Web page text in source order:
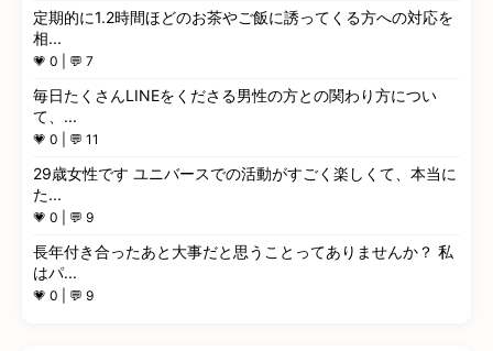
定期的に1.2時間ほどのお茶やご飯に誘ってくる方への対応を
相...
💗 0 | 💬 7
毎日たくさんLINEをくださる男性の方との関わり方につい
て、...
💗 0 | 💬 11
29歳女性です ユニバースでの活動がすごく楽しくて、本当に
た...
💗 0 | 💬 9
長年付き合ったあと大事だと思うことってありませんか？ 私
はパ...
💗 0 | 💬 9